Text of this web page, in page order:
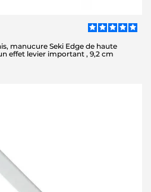
manucure Seki Edge de haute
effet levier important , 9,2 cm